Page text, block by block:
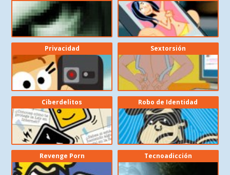
Privacidad Sextorsión
Ciberdelitos Robo de Identidad
Revenge Porn Tecnoadicción